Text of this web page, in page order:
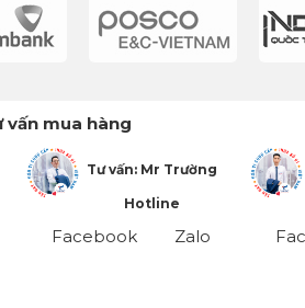
vấn mua hàng
Tư vấn: Mr Trường
Hotline
Facebook Zalo